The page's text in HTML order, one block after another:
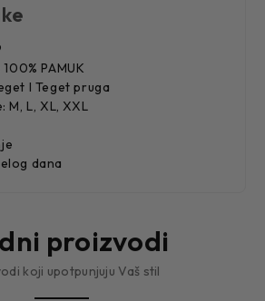
PAMUK
I Teget pruga
M, L, XL, XXL
dana
proizvodi
koji upotpunjuju Vaš stil